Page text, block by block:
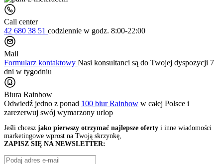
Call center
42 680 38 51 codziennie w godz. 8:00-22:00
Mail
Formularz kontaktowy Nasi konsultanci są do Twojej dyspozycji 7
dni w tygodniu
Biura Rainbow
Odwiedź jedno z ponad 100 biur Rainbow w całej Polsce i
zarezerwuj swój wymarzony urlop
Jeśli chcesz jako pierwszy otrzymać najlepsze oferty i inne wiadomości
marketingowe wprost na Twoją skrzynkę,
ZAPISZ SIĘ NA NEWSLETTER: